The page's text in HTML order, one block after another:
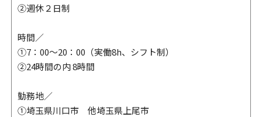
②週休２日制
時間／
①7：00～20：00（実働8h、シフト制）
②24時間の内 8時間
勤務地／
①埼玉県川口市 他埼玉県上尾市